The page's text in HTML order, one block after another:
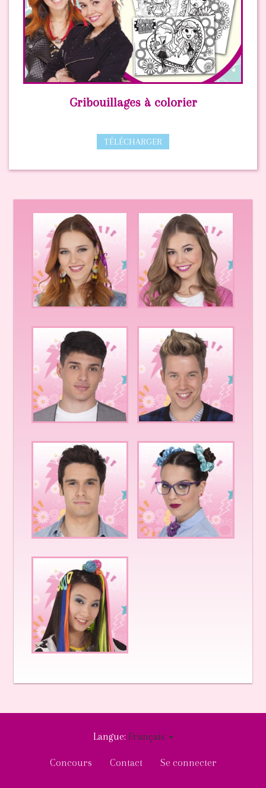
Gribouillages à colorier
TÉLÉCHARGER
Langue: Français
Concours Contact Se connecter